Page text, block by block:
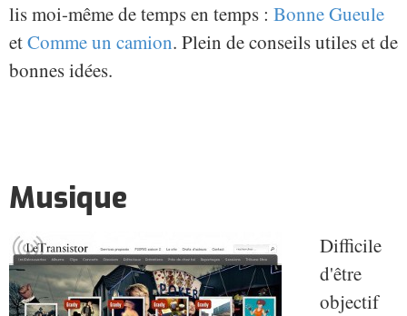
lis moi-même de temps en temps : Bonne Gueule
etComme un camion. Plein de conseils utiles et de
bonnes idées.
Musique
Difficile
d'être
objectif